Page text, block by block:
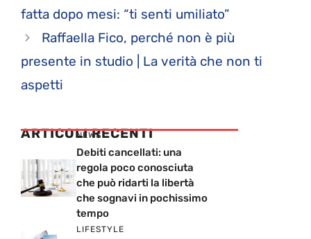
fatta dopo mesi: “ti senti umiliato”
Raffaella Fico, perché non è più
presente in studio | La verità che non ti
aspetti
ARTICOLI RECENTI
NEWS
Debiti cancellati: una
regola poco conosciuta
che può ridarti la libertà
che sognavi in pochissimo
tempo
LIFESTYLE